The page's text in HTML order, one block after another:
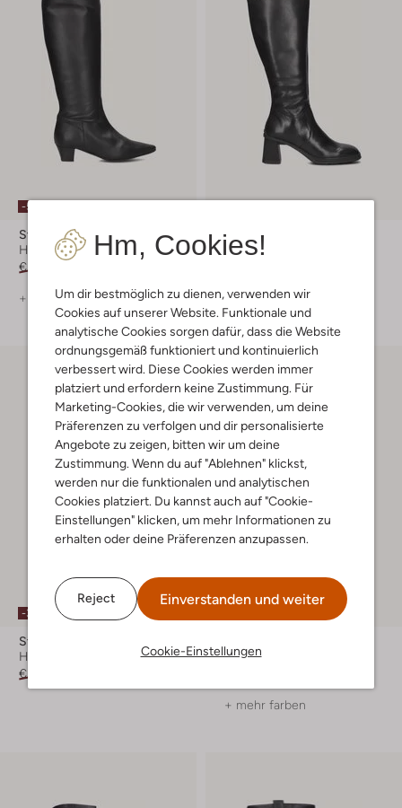
Hm, Cookies!
Um dir bestmöglich zu dienen, verwenden wir
Cookies auf unserer Website. Funktionale und
analytische Cookies sorgen dafür, dass die Website
ordnungsgemäß funktioniert und kontinuierlich
verbessert wird. Diese Cookies werden immer
platziert und erfordern keine Zustimmung. Für
Marketing-Cookies, die wir verwenden, um deine
Präferenzen zu verfolgen und dir personalisierte
Angebote zu zeigen, bitten wir um deine
Zustimmung. Wenn du auf "Ablehnen" klickst,
werden nur die funktionalen und analytischen
Cookies platziert. Du kannst auch auf "Cookie-
Einstellungen" klicken, um mehr Informationen zu
erhalten oder deine Präferenzen anzupassen.
Reject Einverstanden und weiter
Cookie-Einstellungen
-50%
Stefano Lauran
Hohe Stiefel
€ 249,99
+ mehr farben
Vagabond Shoemakers
Hohe Stiefel
-30%
Stefano Lauran
Hohe Stiefel
€ 249,99
Overknees
+ mehr farben